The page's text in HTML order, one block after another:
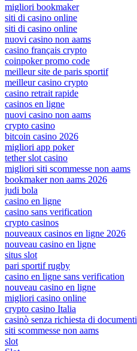
migliori bookmaker
siti di casino online
siti di casino online
nuovi casino non aams
casino français crypto
coinpoker promo code
meilleur site de paris sportif
meilleur casino crypto
casino retrait rapide
casinos en ligne
nuovi casino non aams
crypto casino
bitcoin casino 2026
migliori app poker
tether slot casino
migliori siti scommesse non aams
bookmaker non aams 2026
judi bola
casino en ligne
casino sans verification
crypto casinos
nouveaux casinos en ligne 2026
nouveau casino en ligne
situs slot
pari sportif rugby
casino en ligne sans verification
nouveau casino en ligne
migliori casino online
crypto casino Italia
casinò senza richiesta di documenti
siti scommesse non aams
slot